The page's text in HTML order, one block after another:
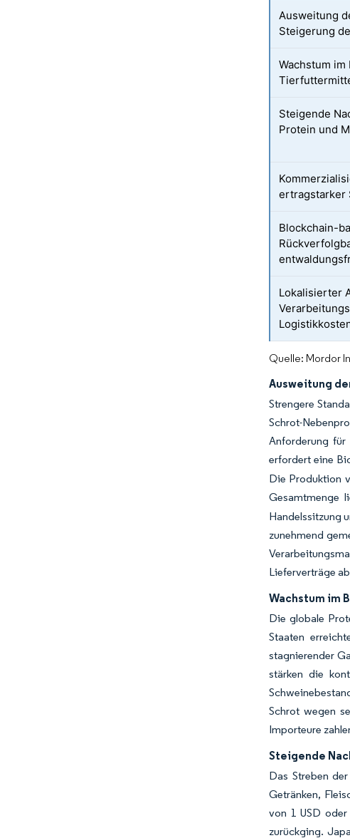
Ausweitung
Steigerung
Wachstum
Steigende
Protein und
ertragstarker
Blockchain-
Lokalisierter
Quelle: Mordor
Ausweitung
Strengere
Schrot-
Anforderung
erfordert eine
Die Produktion
Gesamtmenge
Handelssitzung
zunehmend
Lieferverträge
Wachstum im
Die globale
Staaten
stagnierender
stärken die
Schrot wegen
Importeure
Steigende
Das Streben
Getränken,
von 1 USD
zurückging.